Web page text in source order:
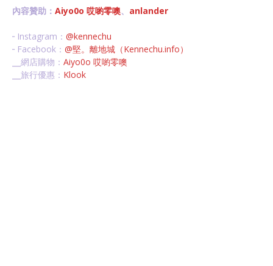
內容贊助： Aiyo0o 哎喲零噢、 anlander
╴Instagram： @kennechu
╴Facebook： @堅。離地城（Kennechu.info）
╴網店購物： Aiyo0o 哎喲零噢
╴旅行優惠： Klook